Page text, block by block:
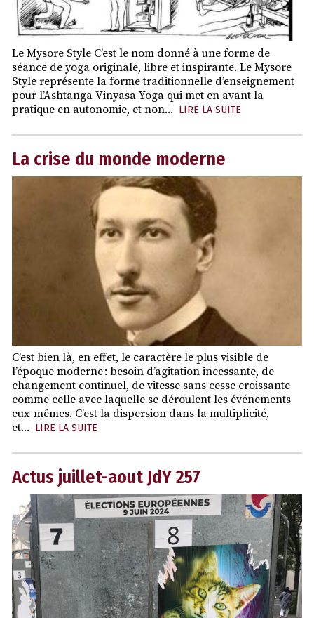
Le Mysore Style C’est le nom donné à une forme de
séance de yoga originale, libre et inspirante. Le Mysore
Style représente la forme traditionnelle d’enseignement
pour l’Ashtanga Vinyasa Yoga qui met en avant la
pratique en autonomie, et non... LIRE LA SUITE
La crise du monde moderne
C’est bien là, en effet, le caractère le plus visible de
l’époque moderne : besoin d’agitation incessante, de
changement continuel, de vitesse sans cesse croissante
comme celle avec laquelle se déroulent les événements
eux-mêmes. C’est la dispersion dans la multiplicité,
et... LIRE LA SUITE
Actus juillet-aout JdY 257